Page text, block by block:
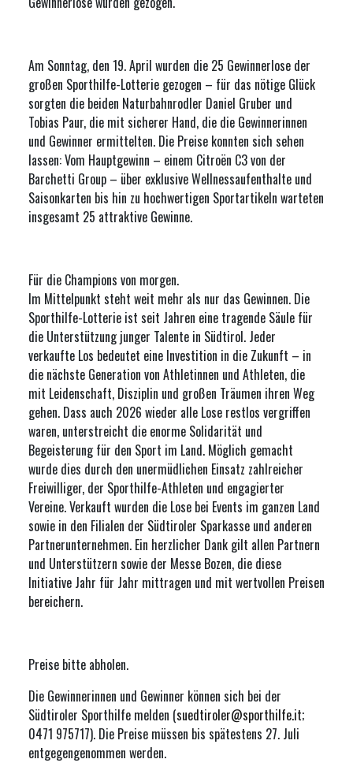
Am Sonntag, den 19. April wurden die 25 Gewinnerlose der
großen Sporthilfe-Lotterie gezogen – für das nötige Glück
sorgten die beiden Naturbahnrodler Daniel Gruber und
Tobias Paur, die mit sicherer Hand, die die Gewinnerinnen
und Gewinner ermittelten. Die Preise konnten sich sehen
lassen: Vom Hauptgewinn – einem Citroën C3 von der
Barchetti Group – über exklusive Wellnessaufenthalte und
Saisonkarten bis hin zu hochwertigen Sportartikeln warteten
insgesamt 25 attraktive Gewinne.
Für die Champions von morgen.
Im Mittelpunkt steht weit mehr als nur das Gewinnen. Die
Sporthilfe-Lotterie ist seit Jahren eine tragende Säule für
die Unterstützung junger Talente in Südtirol. Jeder
verkaufte Los bedeutet eine Investition in die Zukunft – in
die nächste Generation von Athletinnen und Athleten, die
mit Leidenschaft, Disziplin und großen Träumen ihren Weg
gehen. Dass auch 2026 wieder alle Lose restlos vergriffen
waren, unterstreicht die enorme Solidarität und
Begeisterung für den Sport im Land. Möglich gemacht
wurde dies durch den unermüdlichen Einsatz zahlreicher
Freiwilliger, der Sporthilfe-Athleten und engagierter
Vereine. Verkauft wurden die Lose bei Events im ganzen Land
sowie in den Filialen der Südtiroler Sparkasse und anderen
Partnerunternehmen. Ein herzlicher Dank gilt allen Partnern
und Unterstützern sowie der Messe Bozen, die diese
Initiative Jahr für Jahr mittragen und mit wertvollen Preisen
bereichern.
Preise bitte abholen.
Die Gewinnerinnen und Gewinner können sich bei der
Südtiroler Sporthilfe melden (suedtiroler@sporthilfe.it;
0471 975717). Die Preise müssen bis spätestens 27. Juli
entgegengenommen werden.